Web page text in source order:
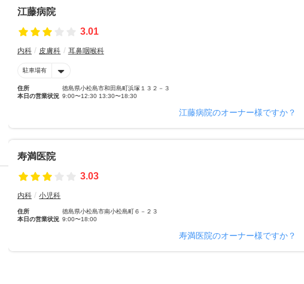
江藤病院
3.01
内科 皮膚科 耳鼻咽喉科
駐車場有
住所
徳島県小松島市和田島町浜塚１３２－３
本日の営業状況 9:00〜12:30 13:30〜18:30
江藤病院のオーナー様ですか？
寿満医院
3.03
内科 小児科
住所
徳島県小松島市南小松島町６－２３
本日の営業状況 9:00〜18:00
寿満医院のオーナー様ですか？